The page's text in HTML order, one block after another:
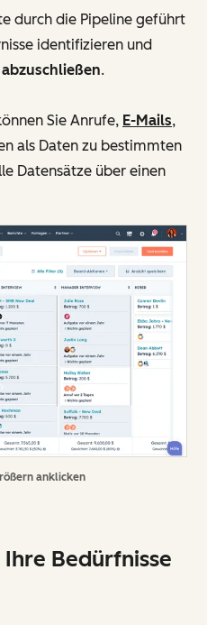
durch die Pipeline geführt
identifizieren und
.
Sie Anrufe, E-Mails,
als Daten zu bestimmten
Datensätze über einen
anklicken
Bedürfnisse